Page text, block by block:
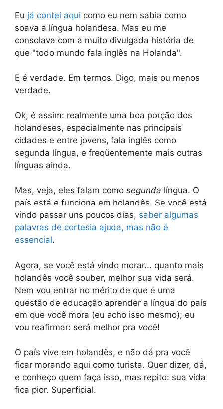
Eu já contei aqui como eu nem sabia como
soava a língua holandesa. Mas eu me
consolava com a muito divulgada história de
que "todo mundo fala inglês na Holanda".
E é verdade. Em termos. Digo, mais ou menos
verdade.
Ok, é assim: realmente uma boa porção dos
holandeses, especialmente nas principais
cidades e entre jovens, fala inglês como
segunda língua, e freqüentemente mais outras
línguas ainda.
Mas, veja, eles falam como segunda língua. O
país está e funciona em holandês. Se você está
vindo passar uns poucos dias, saber algumas
palavras de cortesia ajuda, mas não é
essencial.
Agora, se você está vindo morar... quanto mais
holandês você souber, melhor sua vida será.
Nem vou entrar no mérito de que é uma
questão de educação aprender a língua do país
em que você mora (eu acho isso mesmo); eu
vou reafirmar: será melhor pra você!
O país vive em holandês, e não dá pra você
ficar morando aqui como turista. Quer dizer, dá,
e conheço quem faça isso, mas repito: sua vida
fica pior. Superficial.